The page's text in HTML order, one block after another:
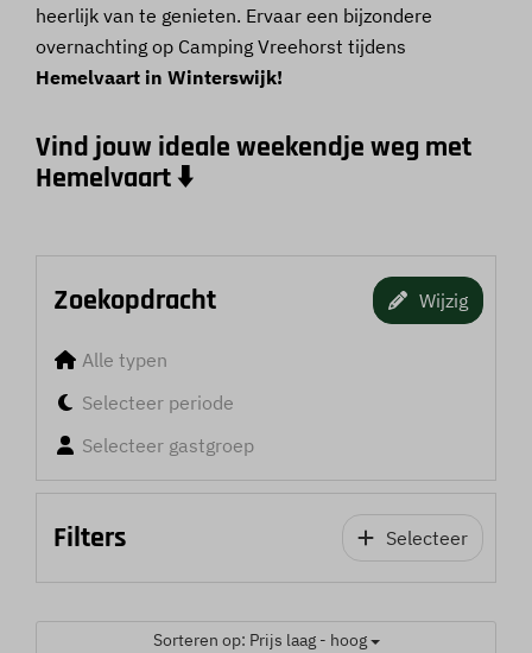
heerlijk van te genieten. Ervaar een bijzondere
overnachting op Camping Vreehorst tijdens
Hemelvaart in Winterswijk!
Vind jouw ideale weekendje weg met
Hemelvaart ⬇️
Zoekopdracht Wijzig
Alle typen
Selecteer periode
Selecteer gastgroep
Filters Selecteer
Sorteren op: Prijs laag - hoog